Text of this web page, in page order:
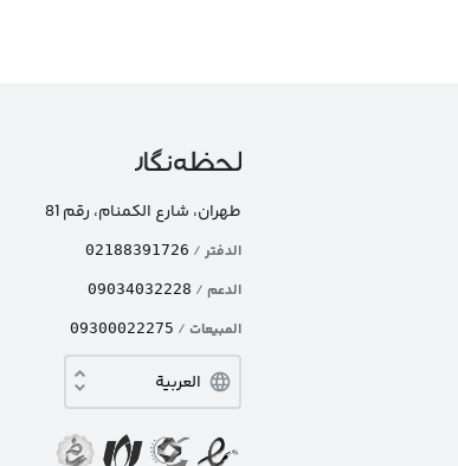
طهران، شارع الکمنام، رقم 81
الدفتر /
02188391726
الدعم /
09034032228
المبيعات /
09300022275